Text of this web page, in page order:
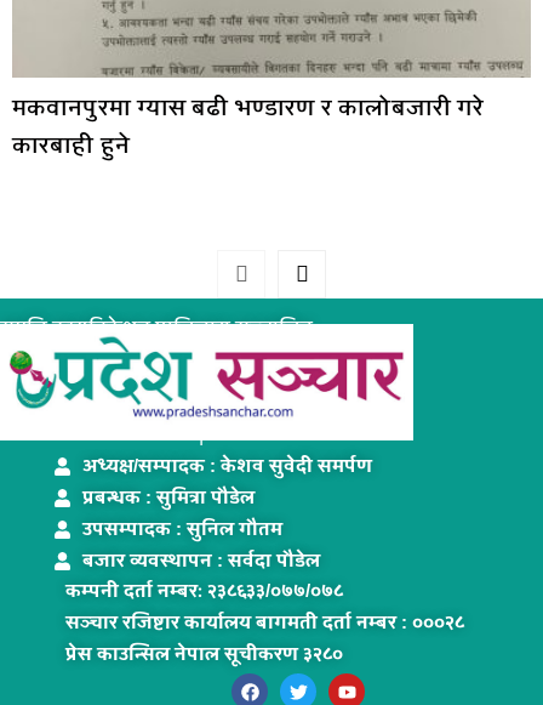
मकवानपुरमा ग्यास बढी भण्डारण र कालोबजारी गरे
कारबाही हुने
समृद्धि कम्युनिकेशन प्रालिद्धारा सञ्चालित
www.pradeshsanchar.com
अध्यक्ष/सम्पादक : केशव सुवेदी समर्पण
प्रबन्धक : सुमित्रा पौडेल
उपसम्पादक : सुनिल गौतम
बजार व्यवस्थापन : सर्वदा पौडेल
कम्पनी दर्ता नम्बरः २३८६३३/०७७/०७८
सञ्चार रजिष्टार कार्यालय बागमती दर्ता नम्बर : ०००२८
प्रेस काउन्सिल नेपाल सूचीकरण ३२८०